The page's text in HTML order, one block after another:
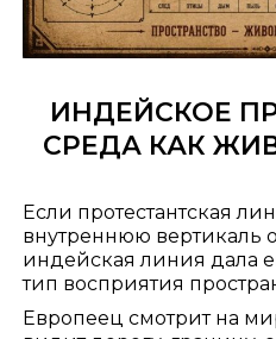
ИНДЕЙСКОЕ
СРЕДА КАК
Если протестантская
внутреннюю вертикаль
индейская линия дала
тип восприятия
Европеец смотрит на